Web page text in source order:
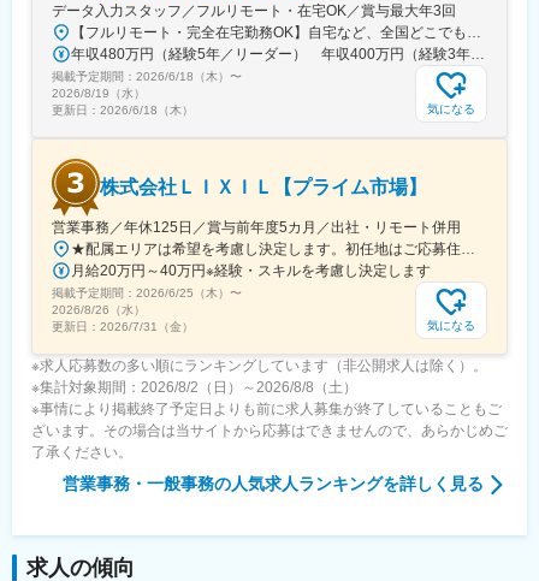
データ入力スタッフ／フルリモート・在宅OK／賞与最大年3回
掲載予定期間： 2026/6/18（木） 〜
2026/8/19（水）
更新日： 2026/6/18（木） 気になる
株式会社ＬＩＸＩＬ【プライム市場】
営業事務／年休125日／賞与前年度5カ月／出社・リモート併用
月給20万円～40万円※経験・スキルを考慮し決定します
掲載予定期間： 2026/6/25（木） 〜
2026/8/26（水）
更新日： 2026/7/31（金） 気になる
※求人応募数の多い順にランキングしています（非公開求人は除く）。
※集計対象期間：2026/8/2（日）～2026/8/8（土）
※事情により掲載終了予定日よりも前に求人募集が終了していることもご
ざいます。その場合は当サイトから応募はできませんので、あらかじめご
了承ください。
営業事務・一般事務の人気求人ランキングを詳しく見る
求人の傾向